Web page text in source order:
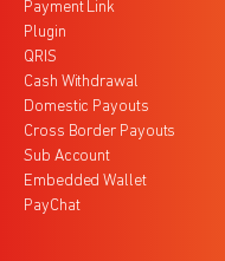
Payment Link
Plugin
QRIS
Cash Withdrawal
Domestic Payouts
Cross Border Payouts
Sub Account
Embedded Wallet
PayChat